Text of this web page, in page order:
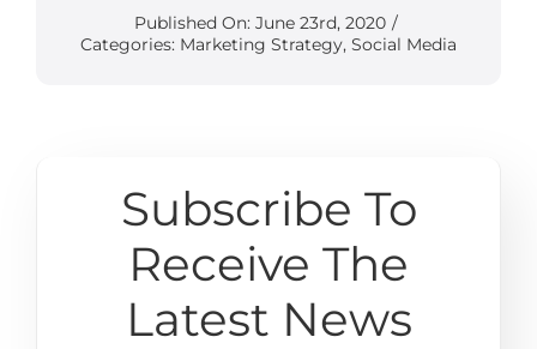
Published On: June 23rd, 2020 /
Categories: Marketing Strategy, Social Media
Subscribe To
Receive The
Latest News